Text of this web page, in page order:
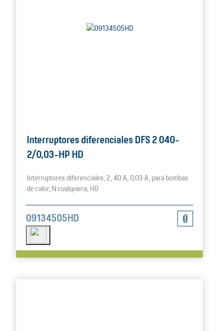
Interruptores diferenciales DFS 2 040-
2/0,03-HP HD
Interruptores diferenciales, 2, 40 A, 0,03 A, para bombas
de calor, N cualquiera, HD
09134505HD